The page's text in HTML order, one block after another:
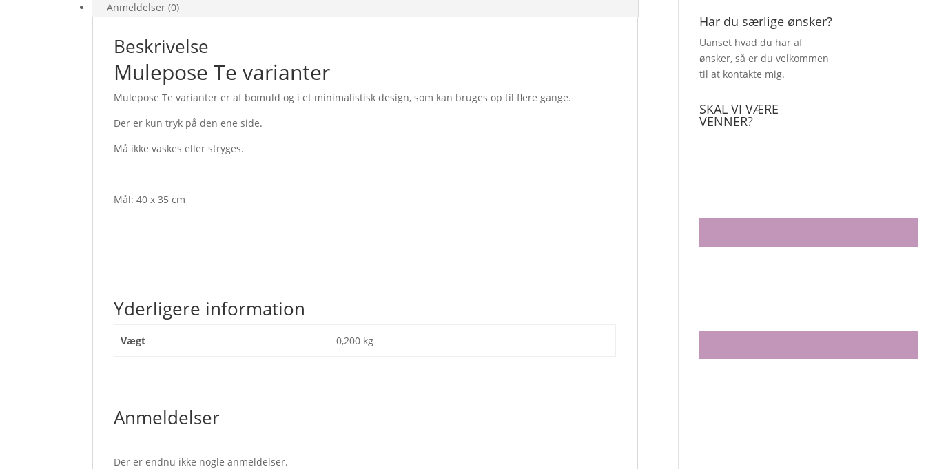
Anmeldelser (0)
Beskrivelse
Mulepose Te varianter
Mulepose Te varianter er af bomuld og i et minimalistisk design, som kan bruges op til flere gange.
Der er kun tryk på den ene side.
Må ikke vaskes eller stryges.
Mål: 40 x 35 cm
Yderligere information
Vægt 0,200 kg
Anmeldelser
Der er endnu ikke nogle anmeldelser.
Har du særlige ønsker?
Uanset hvad du har af
ønsker, så er du velkommen
til at kontakte mig.
SKAL VI VÆRE
VENNER?